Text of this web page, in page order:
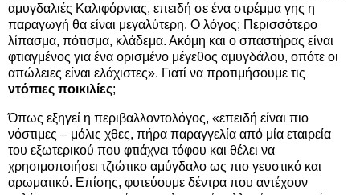
αμυγδαλιές Καλιφόρνιας, επειδή σε ένα στρέμμα γης η
παραγωγή θα είναι μεγαλύτερη. Ο λόγος; Περισσότερο
λίπασμα, πότισμα, κλάδεμα. Ακόμη και ο σπαστήρας είναι
φτιαγμένος για ένα ορισμένο μέγεθος αμυγδάλου, οπότε οι
απώλειες είναι ελάχιστες». Γιατί να προτιμήσουμε τις
ντόπιες ποικιλίες;
Όπως εξηγεί η περιβαλλοντολόγος, «επειδή είναι πιο
νόστιμες – μόλις χθες, πήρα παραγγελία από μία εταιρεία
του εξωτερικού που φτιάχνει τόφου και θέλει να
χρησιμοποιήσει τζιώτικο αμύγδαλο ως πιο γευστικό και
αρωματικό. Επίσης, φυτεύουμε δέντρα που αντέχουν